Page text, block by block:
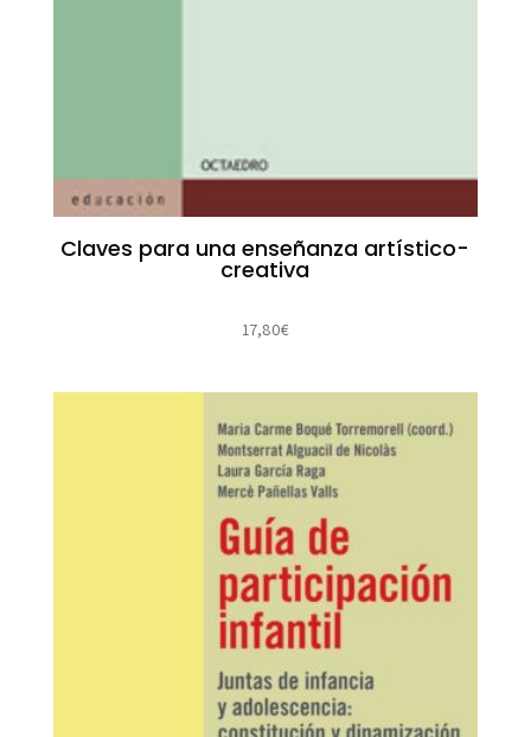
Claves para una enseñanza artístico-
creativa
17,80€